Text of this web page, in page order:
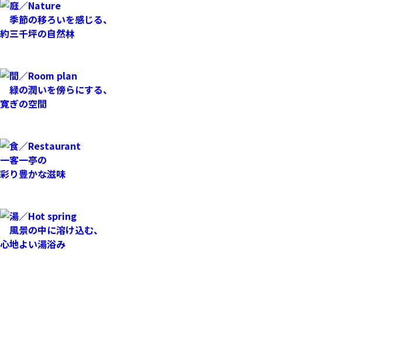
季節の移ろいを感じる、
約三千坪の自然林
緑の潤いを傍らにする、
寛ぎの空間
一客一亭の
彩り豊かな滋味
風景の中に溶け込む、
心地よい湯浴み